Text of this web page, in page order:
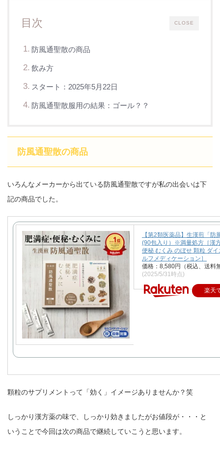
CLOSE
目次
防風通聖散の商品
飲み方
スタート：2025年5月22日
防風通聖散服用の結果：ゴール？？
防風通聖散の商品
いろんなメーカーから出ている防風通聖散ですが私の出会いは下
記の商品でした。
【第2類医薬品】生漢煎「防
(90包入り）※満量処方［漢
便秘 むくみ のぼせ 顆粒 ダ
ルフメディケーション］
価格：8,580円（税込、送料
(2025/5/31時点)
楽天
顆粒のサプリメントって「効く」イメージありませんか？笑
しっかり漢方薬の味で、しっかり効きましたがお値段が・・・と
いうことで今回は次の商品で継続していこうと思います。